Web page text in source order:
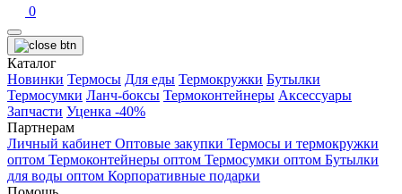
0
Каталог
Новинки Термосы Для еды Термокружки Бутылки
Термосумки Ланч-боксы Термоконтейнеры Аксессуары
Запчасти Уценка -40%
Партнерам
Личный кабинет Оптовые закупки Термосы и термокружки
оптом Термоконтейнеры оптом Термосумки оптом Бутылки
для воды оптом Корпоративные подарки